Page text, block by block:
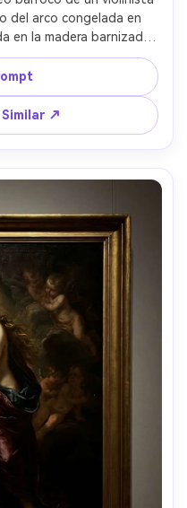
del arco congelada en
en la madera barnizada,
negros ricos y reflejos
en espiral, estado de
de museo, lente
de campo --ar 4:5
Similar ↗